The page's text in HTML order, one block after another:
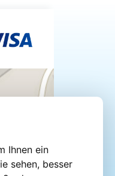
Ihnen ein
sehen, besser